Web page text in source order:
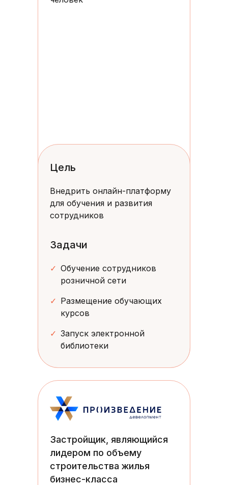
Застройщик, являющийся
лидером по объему
строительства жилья
бизнес-класса
✓ Запуск электронной
библиотеки
✓ Размещение обучающих
курсов
✓ Обучение сотрудников
розничной сети
Внедрить онлайн-платформу
для обучения и развития
сотрудников
Задачи
Цель